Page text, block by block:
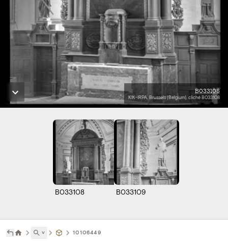
B033108
KIK-IRPA, Brussels (Belgium), cliché B033108
B033108 B033109
˅ 10106449